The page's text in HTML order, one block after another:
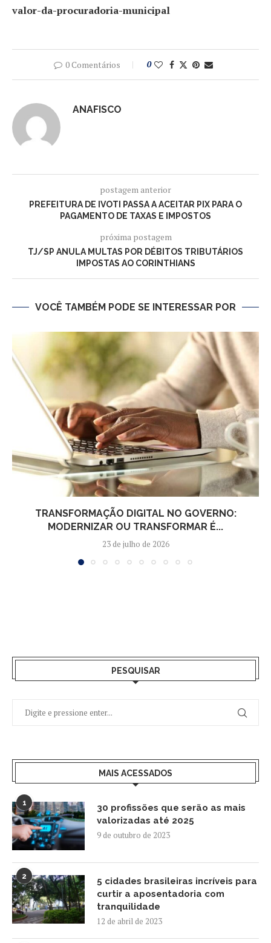
valor-da-procuradoria-municipal
0 Comentários 0
ANAFISCO
postagem anterior
PREFEITURA DE IVOTI PASSA A ACEITAR PIX PARA O
PAGAMENTO DE TAXAS E IMPOSTOS
próxima postagem
TJ/SP ANULA MULTAS POR DÉBITOS TRIBUTÁRIOS
IMPOSTAS AO CORINTHIANS
VOCÊ TAMBÉM PODE SE INTERESSAR POR
TRANSFORMAÇÃO DIGITAL NO GOVERNO:
MODERNIZAR OU TRANSFORMAR É...
23 de julho de 2026
PESQUISAR
MAIS ACESSADOS
1
30 profissões que serão as mais
valorizadas até 2025
9 de outubro de 2023
2
5 cidades brasileiras incríveis para
curtir a aposentadoria com
tranquilidade
12 de abril de 2023